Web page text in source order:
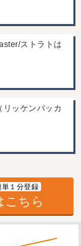
ストラトは
ッケンバッカ
単１分登録
こちら